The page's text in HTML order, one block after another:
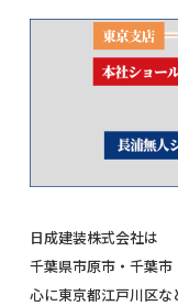
日成建装株式会社は
千葉県市原市・千葉
心に東京都江戸川区な